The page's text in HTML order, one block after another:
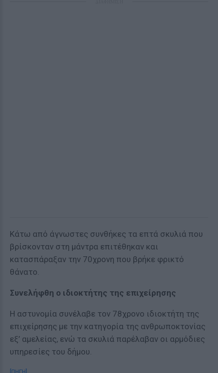
Κάτω από άγνωστες συνθήκες τα επτά σκυλιά που
βρίσκονταν στη μάντρα επιτέθηκαν και
κατασπάραξαν την 70χρονη που βρήκε φρικτό
θάνατο.
Συνελήφθη ο ιδιοκτήτης της επιχείρησης
Η αστυνομία συνέλαβε τον 78χρονο ιδιοκτήτη της
επιχείρησης με την κατηγορία της ανθρωποκτονίας
εξ’ αμελείας, ενώ τα σκυλιά παρέλαβαν οι αρμόδιες
υπηρεσίες του δήμου.